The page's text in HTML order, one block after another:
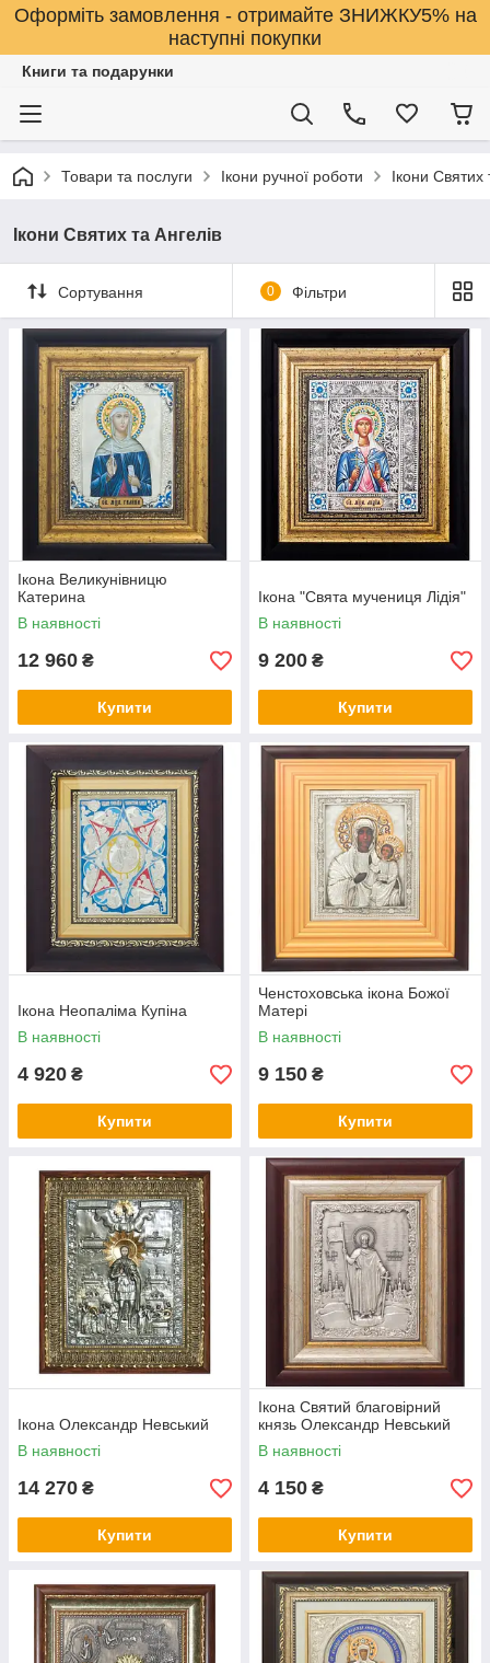
Оформіть замовлення - отримайте ЗНИЖКУ5% на
наступні покупки
Книги та подарунки
Товари та послуги Ікони ручної роботи Ікони Святих
Ікони Святих та Ангелів
Сортування 0 Фільтри
Ікона Великунівницю
Катерина
В наявності
12 960 ₴
Купити
Ікона "Свята мучениця Лідія"
В наявності
9 200 ₴
Купити
Ікона Неопаліма Купіна
В наявності
4 920 ₴
Купити
Ченстоховська ікона Божої
Матері
В наявності
9 150 ₴
Купити
Ікона Олександр Невський
В наявності
14 270 ₴
Купити
Ікона Святий благовірний
князь Олександр Невський
В наявності
4 150 ₴
Купити